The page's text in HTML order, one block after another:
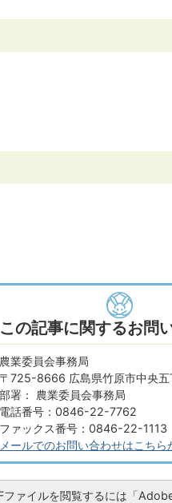
この記事に関するお問
農業委員会事務局
〒725-8666 広島県竹原市中央
部署： 農業委員会事務局
電話番号：0846-22-7762
ファックス番号：0846-22-1113
メールでのお問い合わせはこちら
ファイルを閲覧するには「